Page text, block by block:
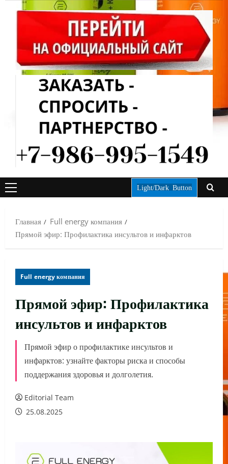
ОСНОВНОЕ
Light/Dark Button
Главная
Full energy компания
Прямой эфир: Профилактика инсультов и инфарктов
Full energy компания
Прямой эфир: Профилактика
инсультов и инфарктов
Прямой эфир о профилактике инсультов и
инфарктов: узнайте факторы риска и способы
поддержания здоровья и долголетия.
Editorial Team
25.08.2025